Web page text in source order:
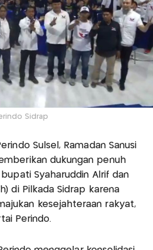
Sidrap
Sulsel, Ramadan Sanusi
dukungan penuh
Syaharuddin Alrif dan
di Pilkada Sidrap karena
kesejahteraan rakyat,
Perindo.